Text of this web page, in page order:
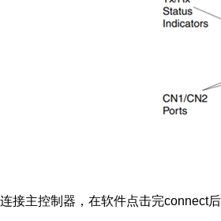
连接主控制器，在软件点击完connect